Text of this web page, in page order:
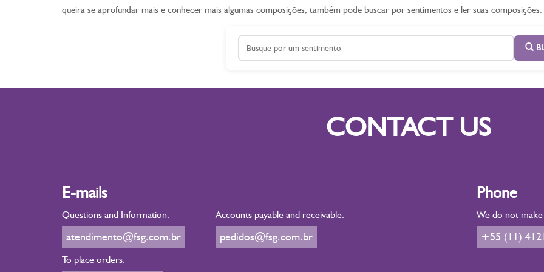
queira se aprofundar mais e conhecer mais algumas composições, também pode buscar por sentimentos e ler suas composições.
CONTACT US
E-mails
Questions and Information:
atendimento@fsg.com.br
Accounts payable and receivable:
pedidos@fsg.com.br
To place orders:
Phone
We do not
+55 (11)